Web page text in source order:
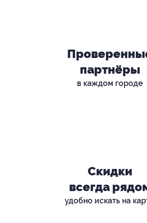
партнёры
в каждом городе
Скидки
всегда
удобно искать на